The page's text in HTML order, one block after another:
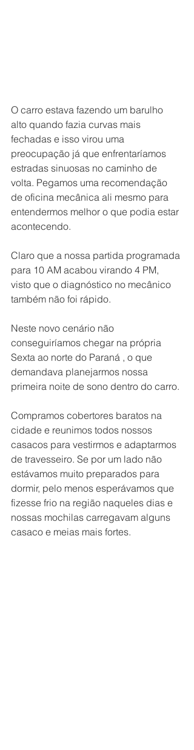
O carro estava fazendo um barulho
alto quando fazia curvas mais
fechadas e isso virou uma
preocupação já que enfrentaríamos
estradas sinuosas no caminho de
volta. Pegamos uma recomendação
de oficina mecânica ali mesmo para
entendermos melhor o que podia estar
acontecendo.
Claro que a nossa partida programada
para 10 AM acabou virando 4 PM,
visto que o diagnóstico no mecânico
também não foi rápido.
Neste novo cenário não
conseguiríamos chegar na própria
Sexta ao norte do Paraná , o que
demandava planejarmos nossa
primeira noite de sono dentro do carro.
Compramos cobertores baratos na
cidade e reunimos todos nossos
casacos para vestirmos e adaptarmos
de travesseiro. Se por um lado não
estávamos muito preparados para
dormir, pelo menos esperávamos que
fizesse frio na região naqueles dias e
nossas mochilas carregavam alguns
casaco e meias mais fortes.